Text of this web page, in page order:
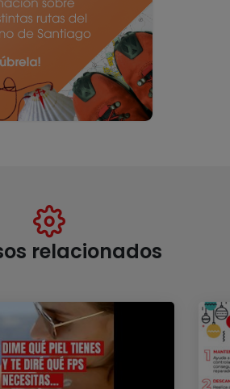
relacionados